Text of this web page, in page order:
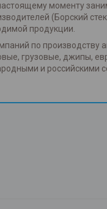
моменту
(Борский
продукции.
по
грузовые, джипы,
и российскими